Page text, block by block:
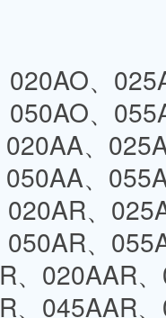
020AO、
050AO、
020AA、
050AA、
020AR、
050AR、
、 020AAR、
、 045AAR、